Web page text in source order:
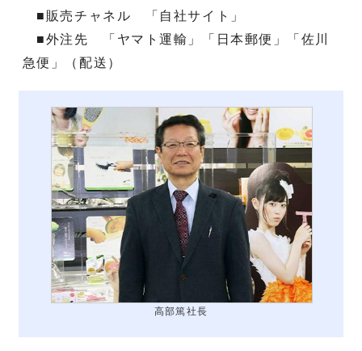
■販売チャネル 「自社サイト」
■外注先 「ヤマト運輸」「日本郵便」「佐川
急便」（配送）
高部篤社長